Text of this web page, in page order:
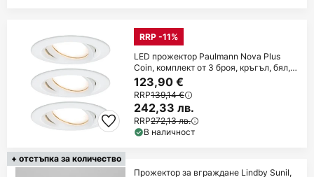
RRP -11%
LED прожектор Paulmann Nova Plus
Coin, комплект от 3 броя, кръгъл, бял,
2700 K,
123,90 €
RRP139,14 €
242,33 лв.
RRP272,13 лв.
В наличност
+ отстъпка за количество
Прожектор за вграждане Lindby Sunil,